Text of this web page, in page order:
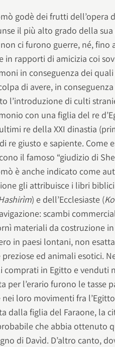
godè dei frutti dell’opera
il più alto grado della
ci furono guerre, né,
in rapporti di amicizia coi
in conseguenza dei
di avere, in
l’introduzione di culti
con una figlia del re
re della XXI dinastia
re giusto e sapiente. Come
il famoso “giudizio di
è anche indicato come
gli attribuisce i libri
) e dell’Ecclesiaste (
scambi
materiali da costruzione
in paesi lontani, non
preziose ed animali esotici.
comprati in Egitto e venduti
per l’erario furono le tasse
nei loro movimenti fra
dalla figlia del Faraone, la
che abbia ottenuto
di Davìd. D’altro canto,